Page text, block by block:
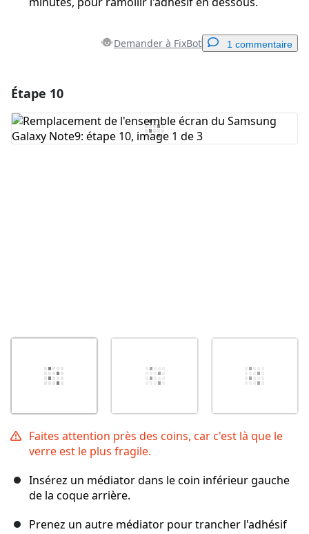
Demander à FixBot 1 commentaire
Ajouter un commentaire
Étape 10
Faites attention près des coins, car c'est là que le
verre est le plus fragile.
Insérez un médiator dans le coin inférieur gauche
de la coque arrière.
Prenez un autre médiator pour trancher l'adhésif